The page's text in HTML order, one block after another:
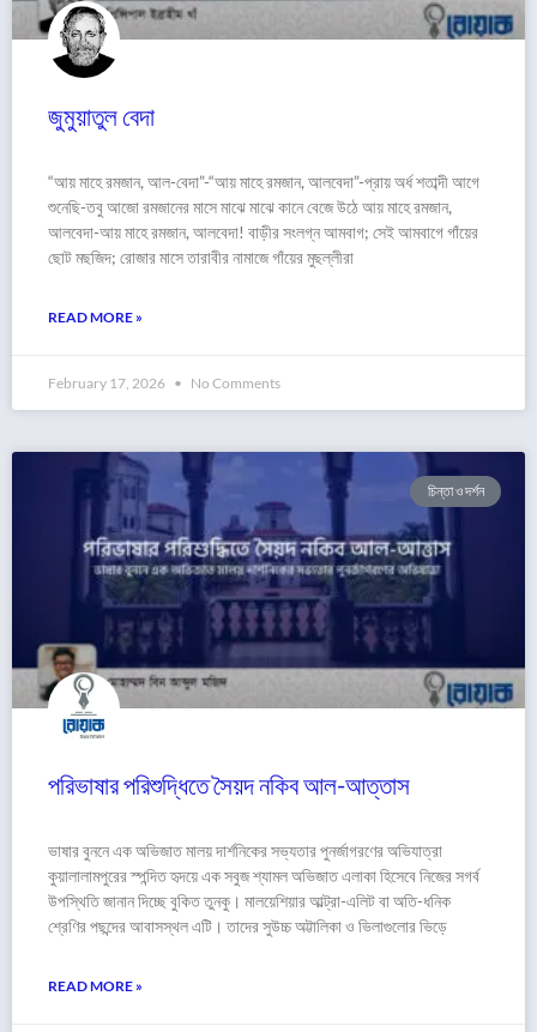
জুমুয়াতুল বেদা
“আয় মাহে রমজান, আল-বেদা”-“আয় মাহে রমজান, আলবেদা”-প্রায় অর্ধ শতাব্দী আগে
শুনেছি-তবু আজো রমজানের মাসে মাঝে মাঝে কানে বেজে উঠে আয় মাহে রমজান,
আলবেদা-আয় মাহে রমজান, আলবেদা! বাড়ীর সংলগ্ন আমবাগ; সেই আমবাগে গাঁয়ের
ছোট মছজিদ; রোজার মাসে তারাবীর নামাজে গাঁয়ের মুছল্লীরা
READ MORE »
February 17, 2026 No Comments
চিন্তা ও দর্শন
পরিভাষার পরিশুদ্ধিতে সৈয়দ নকিব আল-আত্তাস
ভাষার বুননে এক অভিজাত মালয় দার্শনিকের সভ্যতার পুনর্জাগরণের অভিযাত্রা
কুয়ালালামপুরের স্পন্দিত হৃদয়ে এক সবুজ শ্যামল অভিজাত এলাকা হিসেবে নিজের সগর্ব
উপস্থিতি জানান দিচ্ছে বুকিত তুনকু। মালয়েশিয়ার আল্ট্রা-এলিট বা অতি-ধনিক
শ্রেণির পছন্দের আবাসস্থল এটি। তাদের সুউচ্চ অট্টালিকা ও ভিলাগুলোর ভিড়ে
READ MORE »